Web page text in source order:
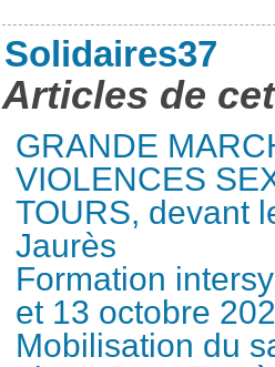
Solidaires37
Articles de
GRANDE
VIOLENCES
TOURS, devant
Jaurès
Formation
et 13 octobre
Mobilisation du